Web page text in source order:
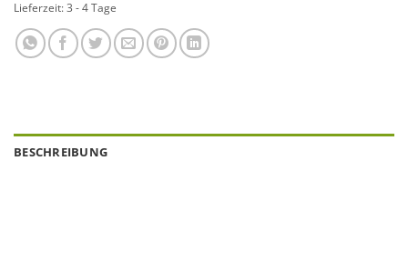
Lieferzeit: 3 - 4 Tage
BESCHREIBUNG